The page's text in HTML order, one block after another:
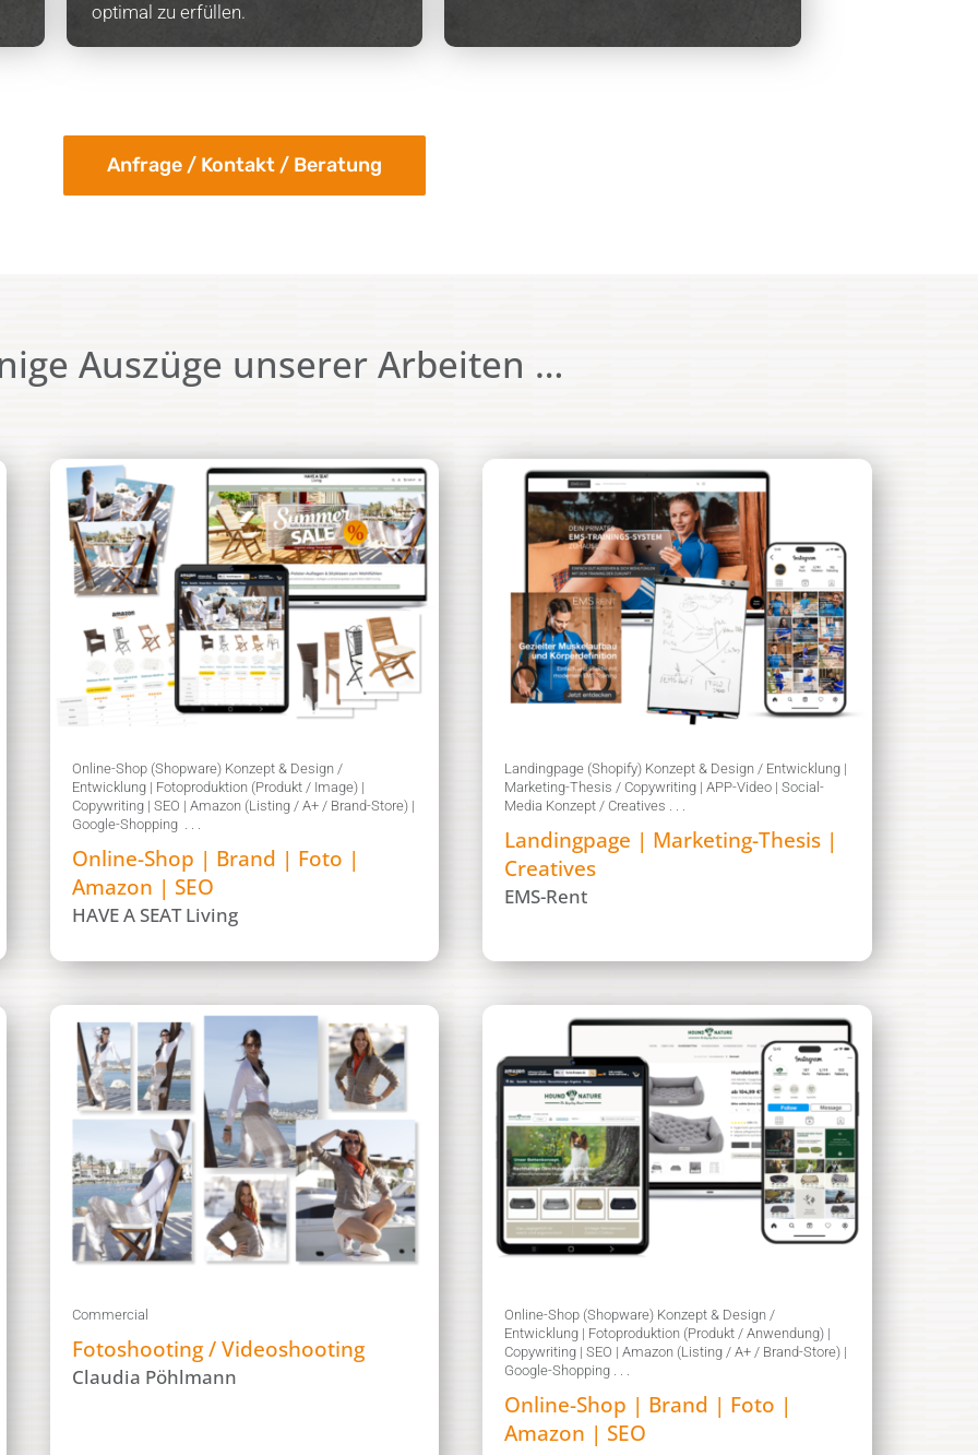
optimal zu erfüllen.
Anfrage / Kontakt / Beratung
Auszüge unserer Arbeiten …
Online-Shop (Shopware) Konzept & Design /
Entwicklung | Fotoproduktion (Produkt / Image) |
Copywriting | SEO | Amazon (Listing / A+ / Brand-Store) |
Google-Shopping . . .
Online-Shop | Brand | Foto |
Amazon | SEO
HAVE A SEAT Living
Landingpage (Shopify) Konzept & Design / Entwicklung |
Marketing-Thesis / Copywriting | APP-Video | Social-
Media Konzept / Creatives . . .
Landingpage | Marketing-Thesis |
Creatives
EMS-Rent
Commercial
Fotoshooting / Videoshooting
Claudia Pöhlmann
Online-Shop (Shopware) Konzept & Design /
Entwicklung | Fotoproduktion (Produkt / Anwendung) |
Copywriting | SEO | Amazon (Listing / A+ / Brand-Store) |
Google-Shopping . . .
Online-Shop | Brand | Foto |
Amazon | SEO